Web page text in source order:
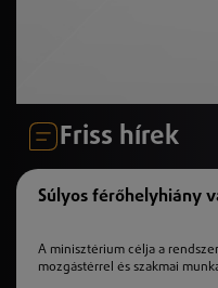
Friss hírek
Súlyos férőhelyhiány
A minisztérium célja a
mozgástérrel és szakmai